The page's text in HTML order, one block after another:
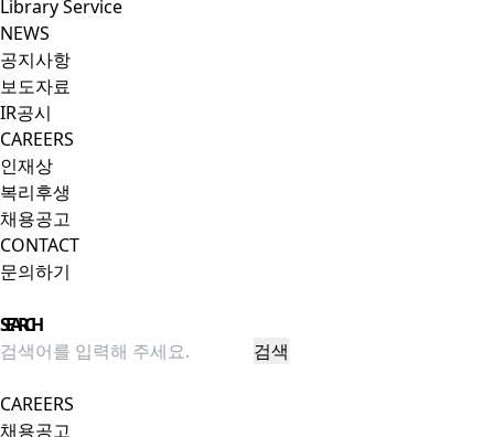
Library Service
NEWS
공지사항
보도자료
IR공시
CAREERS
인재상
복리후생
채용공고
CONTACT
문의하기
Close Menu
SEARCH
검색
팝업 닫기
CAREERS
채용공고